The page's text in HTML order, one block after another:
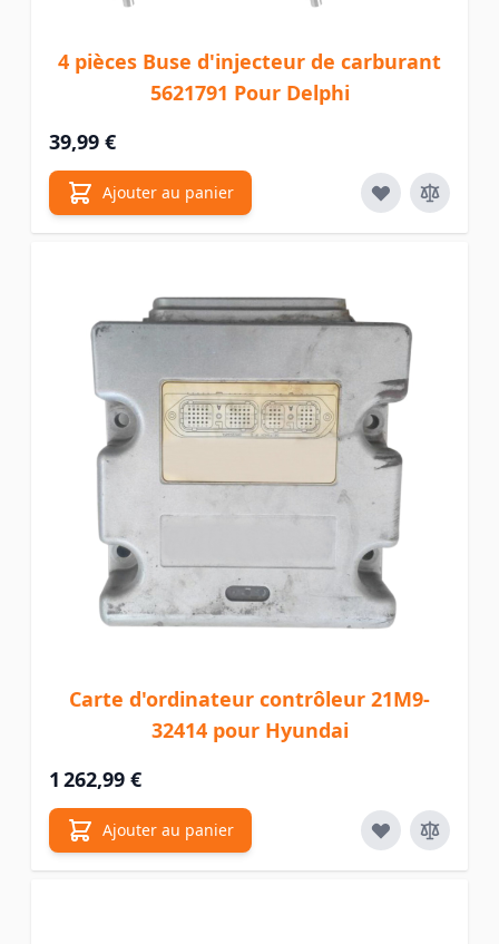
4 pièces Buse d'injecteur de carburant
5621791 Pour Delphi
39,99 €
Ajouter au panier
Carte d'ordinateur contrôleur 21M9-
32414 pour Hyundai
1 262,99 €
Ajouter au panier